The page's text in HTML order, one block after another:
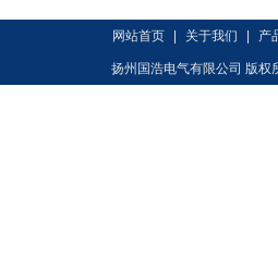
网站首页 关于我们 产
扬州国浩电气有限公司 版权